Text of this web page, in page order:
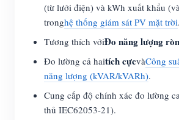
(từ lưới điện) và kWh xuất khẩu
tronghệ thống giám sát PV mặt trời.
Tương thích vớiĐo năng lượng
Đo lường cả haitích cựcvàCông
năng lượng (kVAR/kVARh).
Cung cấp độ chính xác đo lường
thủ IEC62053-21).